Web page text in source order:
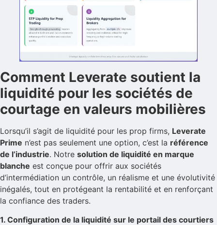
Comment Leverate soutient la
liquidité pour les sociétés de
courtage en valeurs mobilières
Lorsqu’il s’agit de liquidité pour les prop firms, Leverate
Prime n’est pas seulement une option, c’est la référence
de l’industrie. Notre solution de liquidité en marque
blanche est conçue pour offrir aux sociétés
d’intermédiation un contrôle, un réalisme et une évolutivité
inégalés, tout en protégeant la rentabilité et en renforçant
la confiance des traders.
1. Configuration de la liquidité sur le portail des courtiers